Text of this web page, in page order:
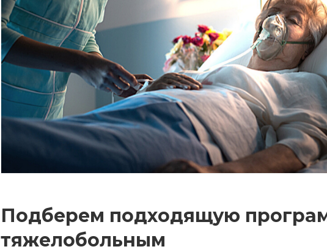
Подберем подходящую
тяжелобольным